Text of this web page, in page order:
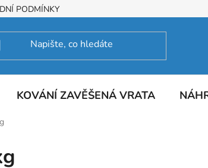
PODMÍNKY
KOVÁNÍ ZAVĚŠENÁ VRATA